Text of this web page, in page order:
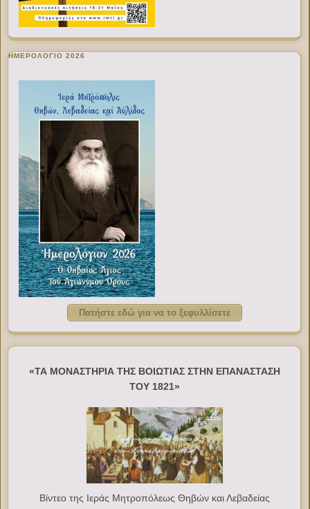
ΗΜΕΡΟΛΟΓΙΟ 2026
Πατήστε εδώ για να το ξεφυλλίσετε
«ΤΑ ΜΟΝΑΣΤΗΡΙΑ ΤΗΣ ΒΟΙΩΤΙΑΣ ΣΤΗΝ ΕΠΑΝΑΣΤΑΣΗ
ΤΟΥ 1821»
Βίντεο της Ιεράς Μητροπόλεως Θηβών και Λεβαδείας